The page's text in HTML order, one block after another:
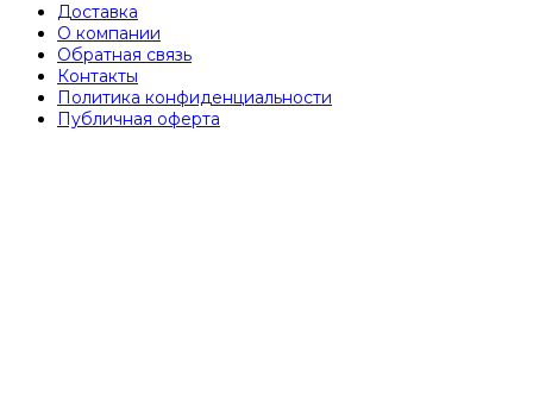
Доставка
О компании
Обратная связь
Контакты
Политика конфиденциальности
Публичная оферта